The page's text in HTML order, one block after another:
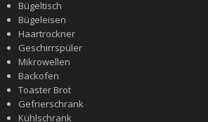
Bügeltisch
Bügeleisen
Haartrockner
Geschirrspüler
Mikrowellen
Backofen
Toaster Brot
Gefrierschrank
Kühlschrank